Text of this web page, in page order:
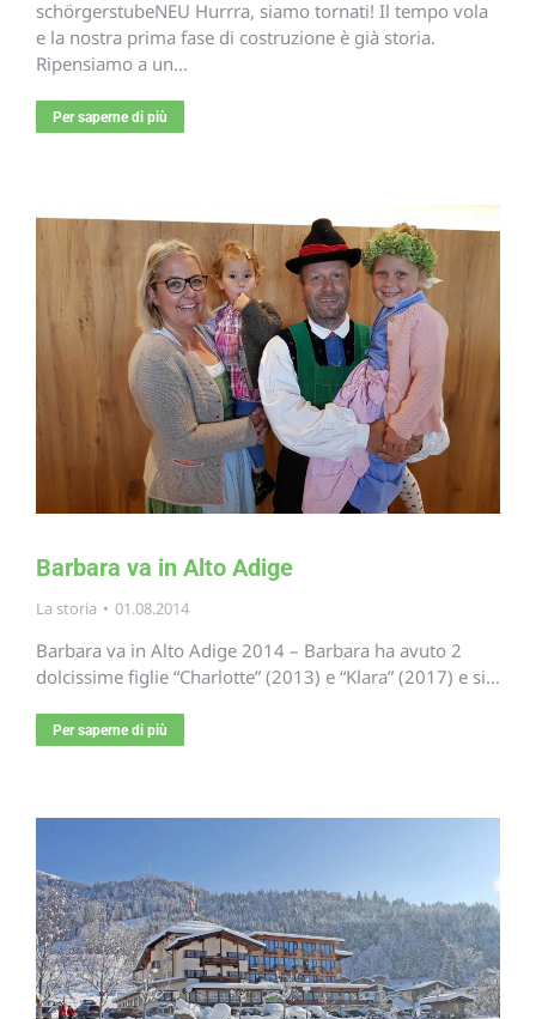
schörgerstubeNEU Hurrra, siamo tornati! Il tempo vola
e la nostra prima fase di costruzione è già storia.
Ripensiamo a un…
Per saperne di più
Barbara va in Alto Adige
La storia 01.08.2014
Barbara va in Alto Adige 2014 – Barbara ha avuto 2
dolcissime figlie “Charlotte” (2013) e “Klara” (2017) e si…
Per saperne di più